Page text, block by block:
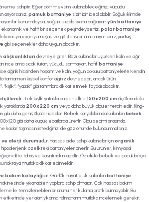
sahiptir. Eğer dört mevsim kullanabileceğiniz, vücudu
pamuk battaniye sizin için ideal olabilir. Soğuk iklimde
bir konumdaysa, yoğun ısı izolasyonu sağlayanyün battaniye
ekonomik ve hafif bir seçenek peşindeyseniz,polar battaniye
için yumuşak ve gösterişli bir ürün arıyorsanız,peluş
gibi seçenekler daha uygun olacaktır.
alışkanlıkları devreye girer. Bazı kullanıcılar uyurken kalın ve ağır
ince ama sıcak tutan, vücudu sarmayan, hafifbattaniye
ise ağırlık hissinden hoşlanır ve kalın, yoğun dokulu battaniyelerle kendini
tamamen kişisel konfor algınız devrededir; ancak ürün
“kışlık”, “yazlık” gibi tanımlara dikkat etmek faydalı olacaktır.
dir. Tek kişilik yataklarda genellikle 150x200 cm ölçülerindeki
yataklarda 200x220 cm veya daha büyük ölçüler tercih edilir. King-
gibi daha geniş ölçüler idealdir. Bebek karyolalarında kullanılanbebek
gibi daha küçük ebatlarda üretilir. Ölçü seçimi sırasında,
kadar taşmasını istediğinizi de göz önünde bulundurmalısınız.
alerji durumudur. Hassas cilde sahip kullanıcılar içinorganik
özellikteki battaniyeler önerilir. Bu ürünler, kimyasal
ciltte tahriş ve kaşıntı riskini azaltır. Özellikle bebek ve çocuklar için
noktaya mutlaka dikkat edilmelidir.
bakım kolaylığıdır. Günlük hayatta sık kullanılanbattaniye
yıkanabilen yapılara sahip olmalıdır. Çok hassas bakım
ile temizlenebilen bir ürünü her kullanıcı pratik bulmayabilir. Bu
etiketinde yer alan yıkama talimatlarını mutlaka incelemek gerekir.